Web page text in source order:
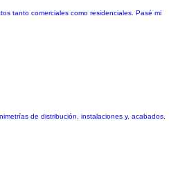
tanto comerciales como residenciales. Pasé mi
de distribución, instalaciones y, acabados.